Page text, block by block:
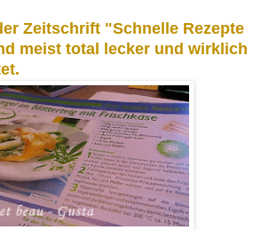
Zeitschrift "Schnelle Rezepte
meist total lecker und wirklich